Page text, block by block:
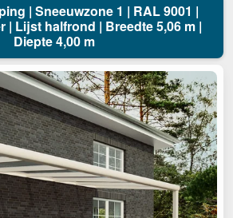
| Sneeuwzone 1 | RAL 9001 |
| Lijst halfrond | Breedte 5,06 m |
Diepte 4,00 m